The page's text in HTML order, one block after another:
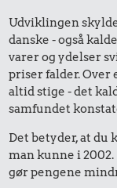
Udviklingen
danske - også
varer og ydelser
priser falder.
altid stige - det
samfundet
Det betyder, at du
man kunne i
gør pengene